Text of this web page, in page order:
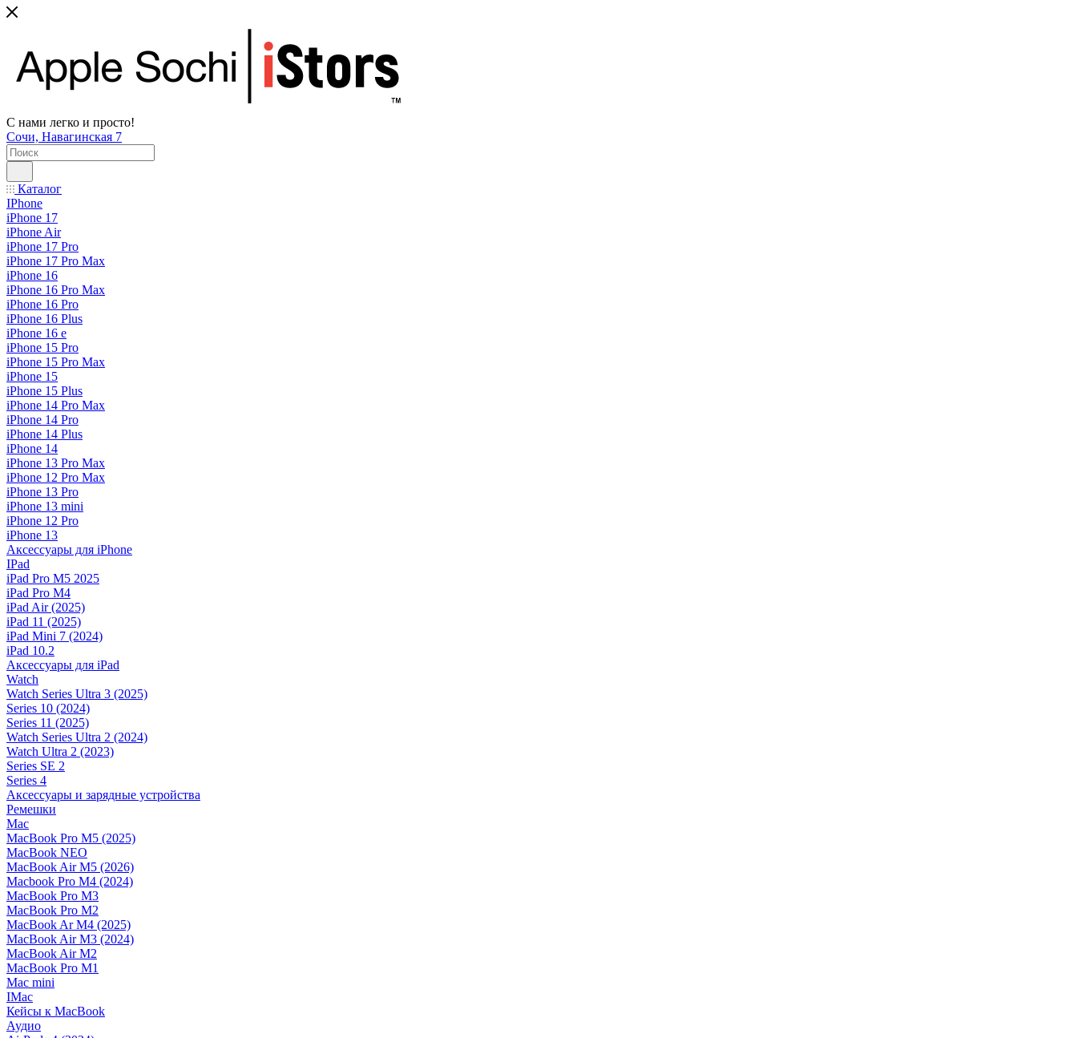
С нами легко и просто!
Сочи, Навагинская 7
Каталог
IPhone
iPhone 17
iPhone Air
iPhone 17 Pro
iPhone 17 Pro Max
iPhone 16
iPhone 16 Pro Max
iPhone 16 Pro
iPhone 16 Plus
iPhone 16 e
iPhone 15 Pro
iPhone 15 Pro Max
iPhone 15
iPhone 15 Plus
iPhone 14 Pro Max
iPhone 14 Pro
iPhone 14 Plus
iPhone 14
iPhone 13 Pro Max
iPhone 12 Pro Max
iPhone 13 Pro
iPhone 13 mini
iPhone 12 Pro
iPhone 13
Аксессуары для iPhone
IPad
iPad Pro M5 2025
iPad Pro M4
iPad Air (2025)
iPad 11 (2025)
iPad Mini 7 (2024)
iPad 10.2
Аксессуары для iPad
Watch
Watch Series Ultra 3 (2025)
Series 10 (2024)
Series 11 (2025)
Watch Series Ultra 2 (2024)
Watch Ultra 2 (2023)
Series SE 2
Series 4
Аксессуары и зарядные устройства
Ремешки
Mac
MacBook Pro M5 (2025)
MacBook NEO
MacBook Air M5 (2026)
Macbook Pro M4 (2024)
MacBook Pro M3
MacBook Pro M2
MacBook Ar M4 (2025)
MacBook Air M3 (2024)
MacBook Air M2
MacBook Pro M1
Mac mini
IMac
Кейсы к MacBook
Аудио